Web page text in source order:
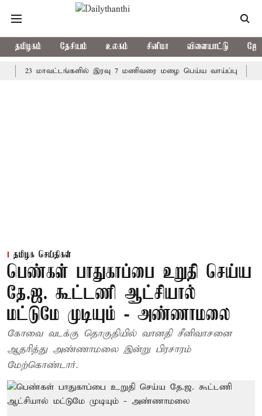
தமிழகம் தேசியம் உலகம் சினிமா விளையாட்டு
மாவட்டங்களில் இரவு 7 மணிவரை மழை பெய்ய வாய்ப்பு கொரிய
தமிழக செய்திகள்
பெண்கள் பாதுகாப்பை உறுதி செய்ய
தே.ஜ. கூட்டணி ஆட்சியால்
மட்டுமே முடியும் - அண்ணாமலை
கோவை வடக்கு தொகுதியில் வானதி சீனிவாசனை
ஆதரித்து அண்ணாமலை இன்று பிரசாரம்
மேற்கொண்டார்.